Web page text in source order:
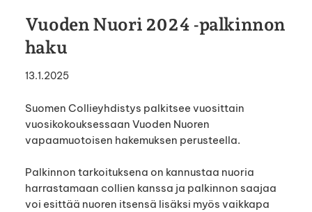
Vuoden Nuori 2024 -palkinnon
haku
13.1.2025
Suomen Collieyhdistys palkitsee vuosittain
vuosikokouksessaan Vuoden Nuoren
vapaamuotoisen hakemuksen perusteella.
Palkinnon tarkoituksena on kannustaa nuoria
harrastamaan collien kanssa ja palkinnon saajaa
voi esittää nuoren itsensä lisäksi myös vaikkapa